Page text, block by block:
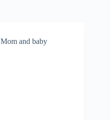
Mom and baby